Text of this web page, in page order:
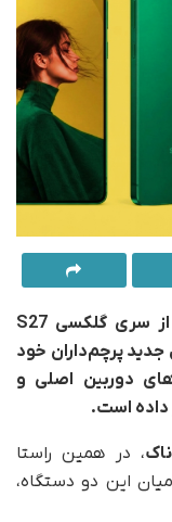
در تازه‌ترین افشاگری‌های صورت‌گرفته از سری گلکسی S27
پرچم‌داران خود
دوربین اصلی و
داده است.
، در همین راستا
این دو دستگاه،